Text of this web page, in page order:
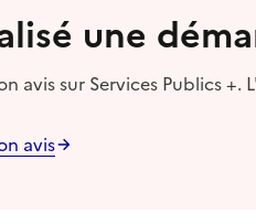
une
avis sur Services Publics
avis